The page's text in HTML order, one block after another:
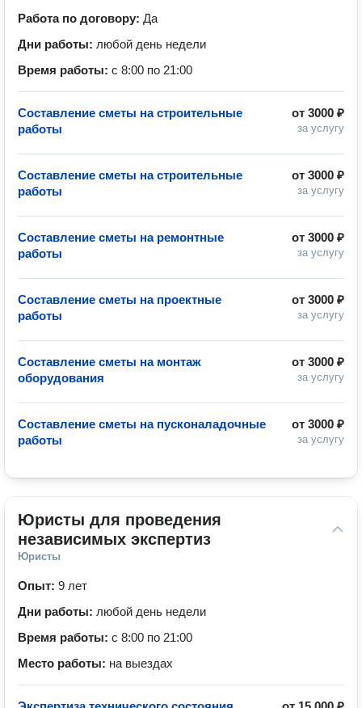
Работа по договору: Да
Дни работы: любой день недели
Время работы: с 8:00 по 21:00
от 3000 ₽
за услугу
Составление сметы на строительные
работы
от 3000 ₽
за услугу
Составление сметы на строительные
работы
от 3000 ₽
за услугу
Составление сметы на ремонтные
работы
от 3000 ₽
за услугу
Составление сметы на проектные
работы
от 3000 ₽
за услугу
Составление сметы на монтаж
оборудования
от 3000 ₽
за услугу
Составление сметы на пусконаладочные
работы
Юристы для проведения
независимых экспертиз
Юристы
Опыт: 9 лет
Дни работы: любой день недели
Время работы: с 8:00 по 21:00
Место работы: на выездах